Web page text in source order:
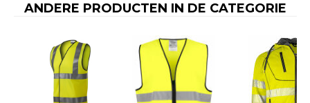
ANDERE PRODUCTEN IN DE CATEGORIE